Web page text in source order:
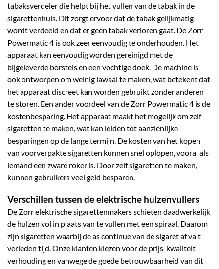
tabaksverdeler die helpt bij het vullen van de tabak in de
sigarettenhuls. Dit zorgt ervoor dat de tabak gelijkmatig
wordt verdeeld en dat er geen tabak verloren gaat. De Zorr
Powermatic 4 is ook zeer eenvoudig te onderhouden. Het
apparaat kan eenvoudig worden gereinigd met de
bijgeleverde borstels en een vochtige doek. De machine is
ook ontworpen om weinig lawaai te maken, wat betekent dat
het apparaat discreet kan worden gebruikt zonder anderen
te storen. Een ander voordeel van de Zorr Powermatic 4 is de
kostenbesparing. Het apparaat maakt het mogelijk om zelf
sigaretten te maken, wat kan leiden tot aanzienlijke
besparingen op de lange termijn. De kosten van het kopen
van voorverpakte sigaretten kunnen snel oplopen, vooral als
iemand een zware roker is. Door zelf sigaretten te maken,
kunnen gebruikers veel geld besparen.
Verschillen tussen de elektrische hulzenvullers
De Zorr elektrische sigarettenmakers schieten daadwerkelijk
de hulzen vol in plaats van te vullen met een spiraal. Daarom
zijn sigaretten waarbij de as continue van de sigaret af valt
verleden tijd. Onze klanten kiezen voor de prijs-kwaliteit
verhouding en vanwege de goede betrouwbaarheid van dit